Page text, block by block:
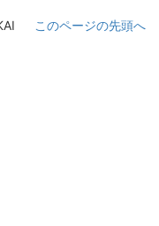
このページの先頭へ